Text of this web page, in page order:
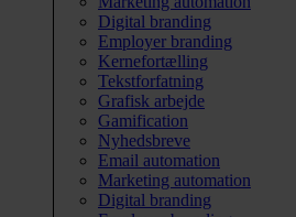
Digital branding
Employer branding
Kernefortælling
Tekstforfatning
Grafisk arbejde
Gamification
Nyhedsbreve
Email automation
Marketing automation
Digital branding